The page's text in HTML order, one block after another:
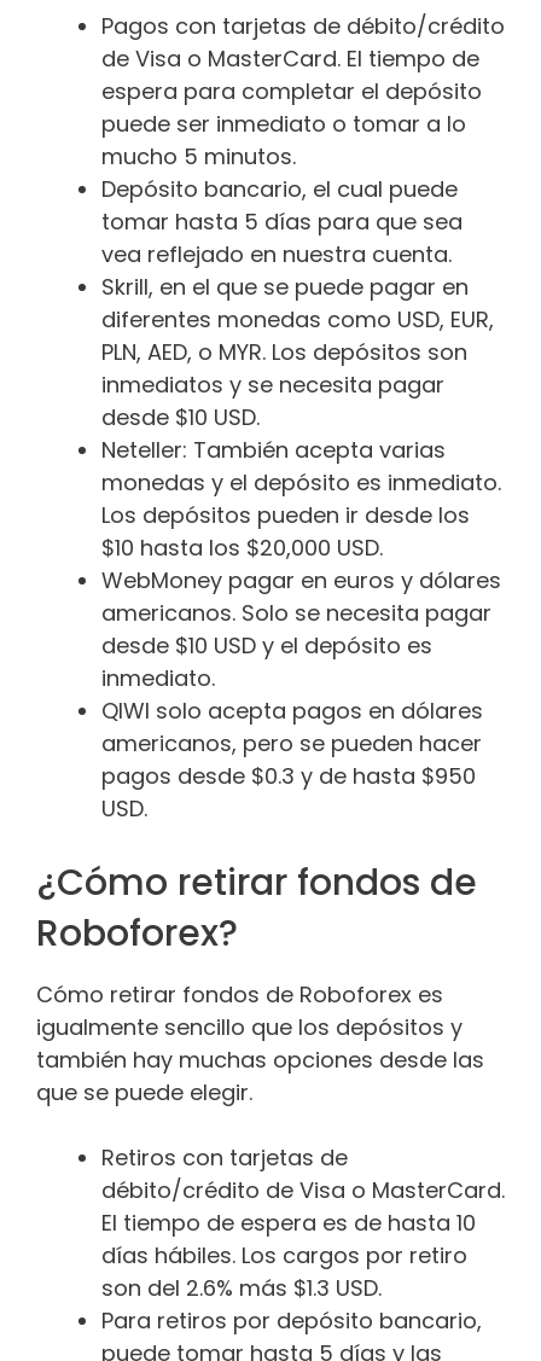
Pagos con tarjetas de débito/crédito
de Visa o MasterCard. El tiempo de
espera para completar el depósito
puede ser inmediato o tomar a lo
mucho 5 minutos.
Depósito bancario, el cual puede
tomar hasta 5 días para que sea
vea reflejado en nuestra cuenta.
Skrill, en el que se puede pagar en
diferentes monedas como USD, EUR,
PLN, AED, o MYR. Los depósitos son
inmediatos y se necesita pagar
desde $10 USD.
Neteller: También acepta varias
monedas y el depósito es inmediato.
Los depósitos pueden ir desde los
$10 hasta los $20,000 USD.
WebMoney pagar en euros y dólares
americanos. Solo se necesita pagar
desde $10 USD y el depósito es
inmediato.
QIWI solo acepta pagos en dólares
americanos, pero se pueden hacer
pagos desde $0.3 y de hasta $950
USD.
¿Cómo retirar fondos de
Roboforex?
Cómo retirar fondos de Roboforex es
igualmente sencillo que los depósitos y
también hay muchas opciones desde las
que se puede elegir.
Retiros con tarjetas de
débito/crédito de Visa o MasterCard.
El tiempo de espera es de hasta 10
días hábiles. Los cargos por retiro
son del 2.6% más $1.3 USD.
Para retiros por depósito bancario,
puede tomar hasta 5 días y las